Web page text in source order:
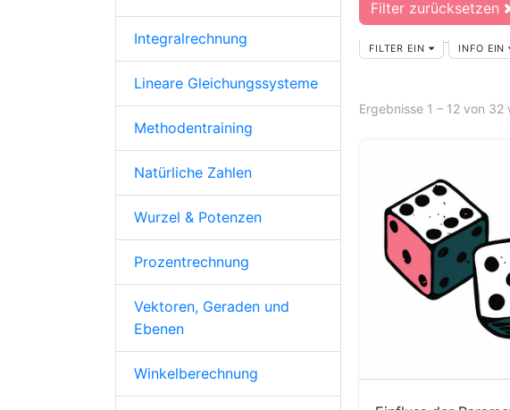
Filter zurücksetzen
FILTER EIN INFO EIN
Ergebnisse 1 – 12 von
Integralrechnung
Lineare Gleichungssysteme
Methodentraining
Natürliche Zahlen
Wurzel & Potenzen
Prozentrechnung
Vektoren, Geraden und
Ebenen
Winkelberechnung